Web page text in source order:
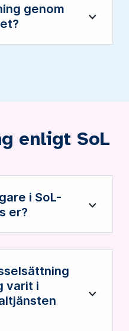
genom
Öppna
enligt SoL
i SoL-
er?
Öppna
varit i
Öppna